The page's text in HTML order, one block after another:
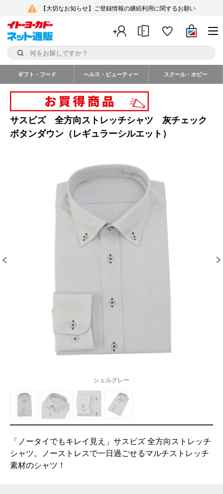
【大切なお知らせ】ご登録情報の継続利用に関するお願い
ギフト・フード ヘルス・ビューティー スクール・ホビー
サスビズ 全方向ストレッチシャツ 灰チェック
ボタンダウン（レギュラーシルエット）
シェルグレー
「ノータイでもキレイ見え」サスビズ 全方向ストレッチ
シャツ。ノーストレスで一日過ごせるマルチストレッチ
素材のシャツ！